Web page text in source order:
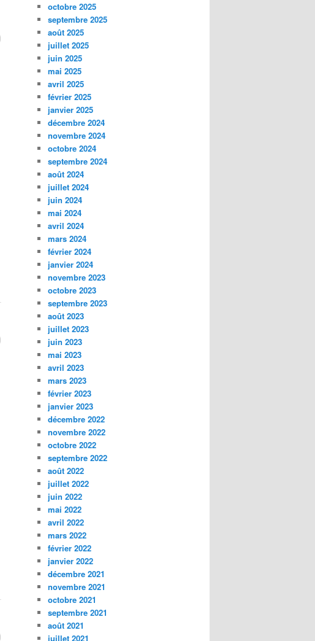
octobre 2025
septembre 2025
août 2025
juillet 2025
juin 2025
mai 2025
avril 2025
février 2025
janvier 2025
décembre 2024
novembre 2024
octobre 2024
septembre 2024
août 2024
juillet 2024
juin 2024
mai 2024
avril 2024
mars 2024
février 2024
janvier 2024
novembre 2023
octobre 2023
septembre 2023
août 2023
juillet 2023
juin 2023
mai 2023
avril 2023
mars 2023
février 2023
janvier 2023
décembre 2022
novembre 2022
octobre 2022
septembre 2022
août 2022
juillet 2022
juin 2022
mai 2022
avril 2022
mars 2022
février 2022
janvier 2022
décembre 2021
novembre 2021
octobre 2021
septembre 2021
août 2021
juillet 2021